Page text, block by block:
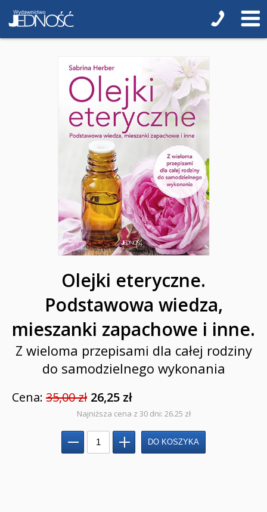
Encyklopedie i leksykony
Duchowość, literatura chrześcijańska
Modlitewniki
Pierwsza Komunia Święta
Biblie na I Komunię Świętą
Biblie na I Komunię Świętą z grawerem i torbą
Pamiątki pierwszokomunijne
Przygotowanie do I Komunii Świętej (katecheza
parafialna)
Poradniki katolickie
Pomoce duszpasterskie i homiletyczne
Pomoce katechetyczne
Książki religijne dla dzieci
Regionalne
Jedność dla dzieci
Olejki eteryczne.
Podstawowa wiedza,
mieszanki zapachowe i inne.
Z wieloma przepisami dla całej rodziny
do samodzielnego wykonania
Cena: 35,00 zł 26,25 zł
Najniższa cena z 30 dni: 26.25 zł